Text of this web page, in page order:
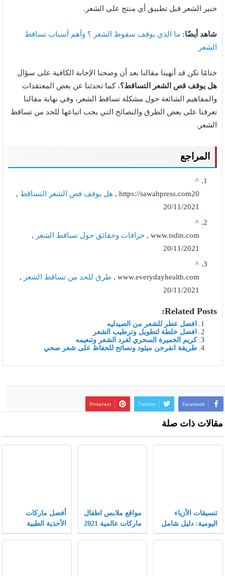
خبير الشعر قبل تطبيق أي منتج على الشعر.
شاهد أيضًا: ما الذي يوقف سقوط الشعر ؟ وأهم أسباب تساقط
الشعر
ختامًا نكن قد أنهينا مقالنا بعد أن وضحنا الإجابة الكافية على سؤال
هل يوقف قص الشعر التساقط؟، كما تحدثنا عن بعض المعتقدات
والمفاهيم الشائعة حول مشكلة تساقط الشعر، وفي نهاية مقالنا
تعرفنا على بعض الطرق والنصائح التي يجب اتباعها للحد من تساقط
الشعر.
المراجع
^
https://sawahpress.com20 ,
هل يوقف قص الشعر التساقط ,
20/11/2021
^
www.isdin.com ,
خرافات وحقائق حول تساقط الشعر ,
20/11/2021
^
www.everydayhealth.com ,
طرق للحد من تساقط الشعر ,
20/11/2021
Related Posts:
افضل عطر للشعر من الصيدليه
افضل خلطة لتطويل وترطيب الشعر
كريم الخميرة السحري لفرد الشعر وتنعيمه
طريقة انفرجن ميثود ونصائح للحفاظ على شعر صحي
Facebook
Twitter
Pinterest
مقالات ذات صلة
تنسيقات الأزياء
اليومية: دليل شامل
يجمع بين الراحة
مواقع ملابس اطفال
ماركات عالمية 2021
أفضل ماركات
الأحذية الطبية
النسائية